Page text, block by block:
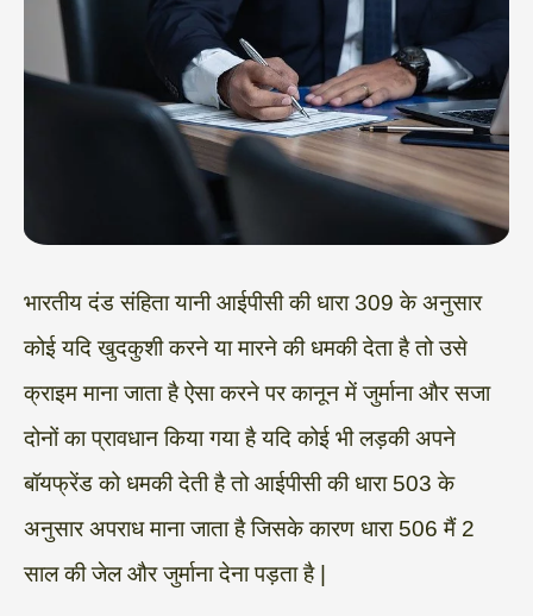
भारतीय दंड संहिता यानी आईपीसी की धारा 309 के अनुसार
कोई यदि खुदकुशी करने या मारने की धमकी देता है तो उसे
क्राइम माना जाता है ऐसा करने पर कानून में जुर्माना और सजा
दोनों का प्रावधान किया गया है यदि कोई भी लड़की अपने
बॉयफ्रेंड को धमकी देती है तो आईपीसी की धारा 503 के
अनुसार अपराध माना जाता है जिसके कारण धारा 506 मैं 2
साल की जेल और जुर्माना देना पड़ता है |